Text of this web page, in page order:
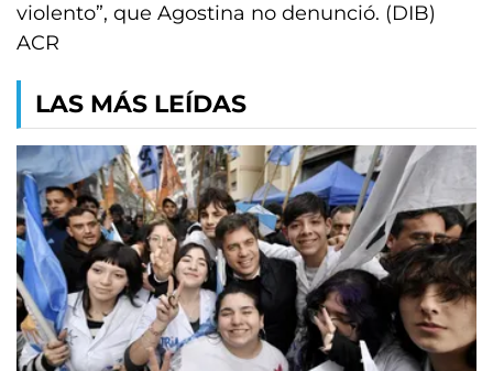
violento”, que Agostina no denunció. (DIB)
ACR
LAS MÁS LEÍDAS